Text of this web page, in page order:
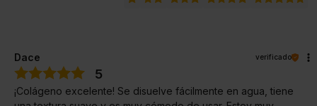
Dace verificado
5
¡Colágeno excelente! Se disuelve fácilmente en agua, tiene